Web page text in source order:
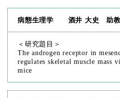
病態生理学 酒井 大史 助教
＜研究題目＞
The androgen receptor in
regulates skeletal muscle mass
mice